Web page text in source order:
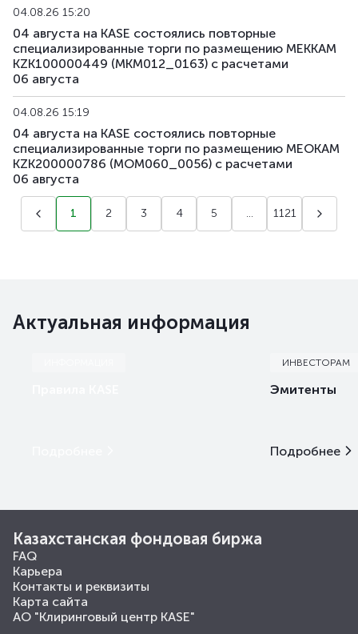
04.08.26 15:20
04 августа на KASE состоялись повторные
специализированные торги по размещению МЕККАМ
KZK100000449 (MKM012_0163) с расчетами
06 августа
04.08.26 15:19
04 августа на KASE состоялись повторные
специализированные торги по размещению МЕОКАМ
KZK200000786 (MOM060_0056) с расчетами
06 августа
1 2 3 4 5 ... 1121
Актуальная информация
ИНВЕСТОРАМ
Эмитенты
Подробнее
Казахстанская фондовая биржа
FAQ
Карьера
Контакты и реквизиты
Карта сайта
АО "Клиринговый центр KASE"